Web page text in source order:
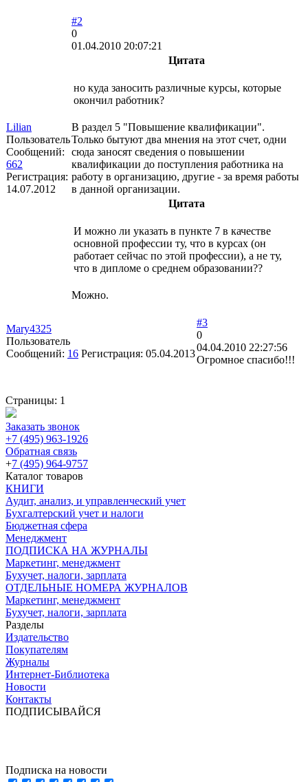
Lilian
Пользователь
Сообщений:
662
Регистрация:
14.07.2012
#2
0
01.04.2010 20:07:21
Цитата
но куда заносить различные курсы, которые
окончил работник?
В раздел 5 "Повышение квалификации".
Только бытуют два мнения на этот счет, одни
сюда заносят сведения о повышении
квалификации до поступления работника на
работу в организацию, другие - за время работы
в данной организации.
Цитата
И можно ли указать в пункте 7 в качестве
основной профессии ту, что в курсах (он
работает сейчас по этой профессии), а не ту,
что в дипломе о среднем образовании??
Можно.
Mary4325
Пользователь
Сообщений: 16 Регистрация: 05.04.2013
#3
0
04.04.2010 22:27:56
Огромное спасибо!!!
Страницы: 1
Заказать звонок
+7 (495) 963-1926
Обратная связь
+7 (495) 964-9757
Каталог товаров
КНИГИ
Аудит, анализ, и управленческий учет
Бухгалтерский учет и налоги
Бюджетная сфера
Менеджмент
ПОДПИСКА НА ЖУРНАЛЫ
Маркетинг, менеджмент
Бухучет, налоги, зарплата
ОТДЕЛЬНЫЕ НОМЕРА ЖУРНАЛОВ
Маркетинг, менеджмент
Бухучет, налоги, зарплата
Разделы
Издательство
Покупателям
Журналы
Интернет-Библиотека
Новости
Контакты
ПОДПИСЫВАЙСЯ
Подписка на новости